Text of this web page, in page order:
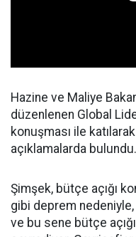
Hazine ve Maliye
düzenlenen Global
konuşması ile
açıklamalarda bulundu.
Şimşek, bütçe açığı
gibi deprem
ve bu sene bütçe